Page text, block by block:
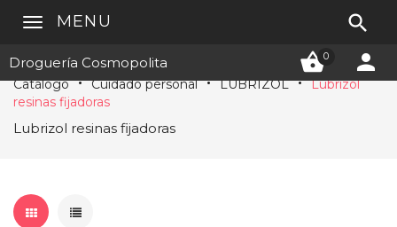
Droguería Cosmopolita 0 
MENU 
Catálogo Cuidado personal LUBRIZOL
Lubrizol
resinas fijadoras
Lubrizol resinas fijadoras